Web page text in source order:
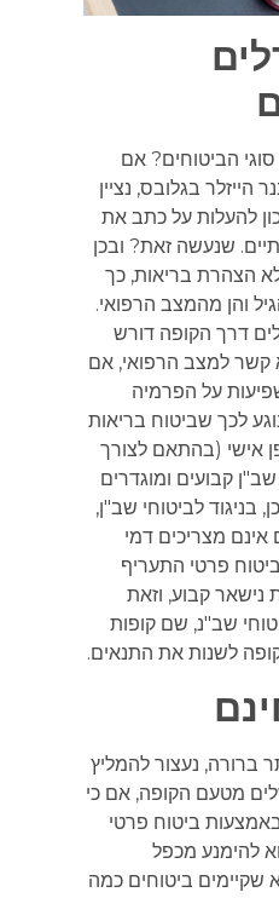
הביטוחים? אם
בגלובס, נציין
על כתב את
שנעשה זאת? ובכן
בריאות, כך
מהמצב הרפואי.
הקופה דורש
למצב הרפואי, אם
על הפרמיה
שביטוח בריאות
(בהתאם לצורך
קבועים ומוגדרים
לביטוחי שב"ן,
מצריכים דמי
פרטי התעריף
קבוע, וזאת
שב"נ, שם קופות
לשנות את התנאים.
נעצור להמליץ
מטעם הקופה, אם כי
ביטוח פרטי
מכפל
ביטוחים כמה